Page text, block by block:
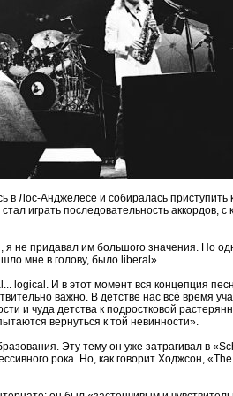
в Лос-Анджелесе и собиралась
играть последовательность аккордов,
не придавал им большого значения. Но
мне в голову, было liberal».
И в этот момент вся концепция
важно. В детстве нас всё время
и чуда детства к подростковой
вернуться к той невинности».
Эту тему он уже затрагивал в
рока. Но, как говорит Ходжсон,